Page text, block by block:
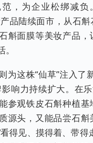
，为企业松绑减负
产品陆续面市，从石
斛面膜等美妆产品，
为这株“仙草”注入了
响力持续扩大。在
参观铁皮石斛种植基
源头，又能品尝石斛
得见、摸得着、带得